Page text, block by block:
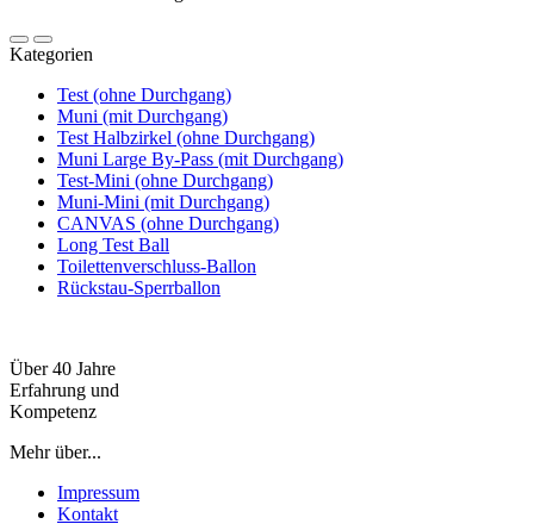
Kategorien
Test (ohne Durchgang)
Muni (mit Durchgang)
Test Halbzirkel (ohne Durchgang)
Muni Large By-Pass (mit Durchgang)
Test-Mini (ohne Durchgang)
Muni-Mini (mit Durchgang)
CANVAS (ohne Durchgang)
Long Test Ball
Toilettenverschluss-Ballon
Rückstau-Sperrballon
Über 40 Jahre
Erfahrung und
Kompetenz
Mehr über...
Impressum
Kontakt